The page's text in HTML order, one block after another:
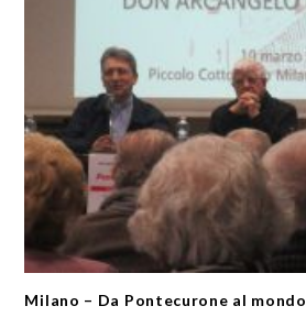
Milano – Da Pontecurone al mondo